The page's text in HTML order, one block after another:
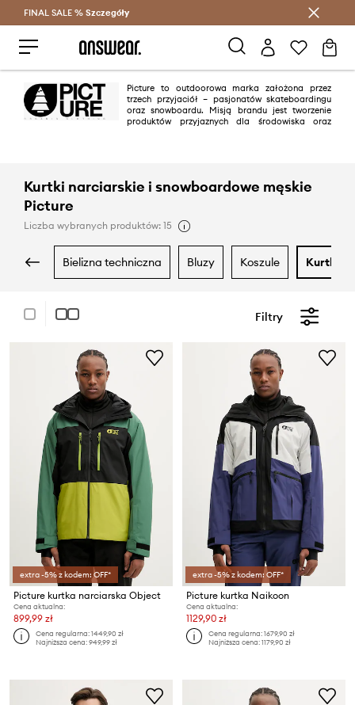
Oszczędzaj z Answear Club >
FINAL SALE % Szczegóły
Picture to outdoorowa marka założona przez
trzech przyjaciół – pasjonatów skateboardingu
oraz snowboardu. Misją brandu jest tworzenie
produktów przyjaznych dla środowiska oraz
Kurtki narciarskie i snowboardowe męskie
Picture
Liczba wybranych produktów: 15
bielizna techniczna bluzy koszule kurtki
Filtry
extra -5% z kodem: OFF*
Picture kurtka narciarska Object
Cena aktualna:
899,99 zł
Cena regularna:1449,90 zł
Najniższa cena:949,99 zł
extra -5% z kodem: OFF*
Picture kurtka Naikoon
Cena aktualna:
1129,90 zł
Cena regularna:1679,90 zł
Najniższa cena:1179,90 zł